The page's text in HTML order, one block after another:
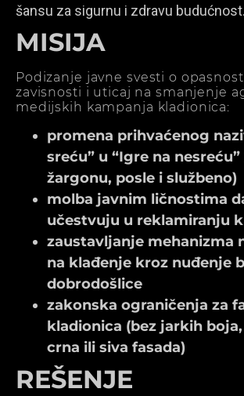
šansu za sigurnu i zdravu budućnost.
MISIJA
Podizanje javne svesti o
zavisnosti i uticaj na smanjenje
medijskih kampanja kladionica:
promena prihvaćenog
sreću” u “Igre na
žargonu, posle i službeno)
molba javnim ličnostima
učestvuju u reklamiranju
zaustavljanje mehanizma
na klađenje kroz nuđenje
dobrodošlice
zakonska ograničenja za
kladionica (bez jarkih
crna ili siva fasada)
REŠENJE